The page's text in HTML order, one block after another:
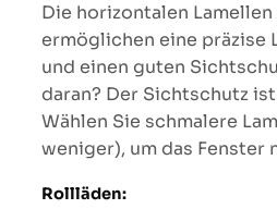
Die horizontalen
ermöglichen eine präzise
und einen guten
daran? Der Sichtschutz
Wählen Sie schmalere
weniger), um das Fenster
Rollläden: